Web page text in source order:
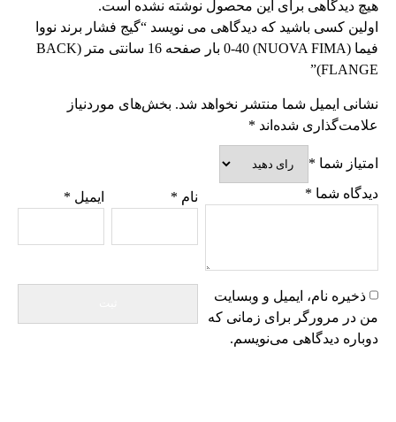
هیچ دیدگاهی برای این محصول نوشته نشده است.
اولین کسی باشید که دیدگاهی می نویسد “گیج فشار برند نووا
فیما (NUOVA FIMA) 0-40 بار صفحه 16 سانتی متر (BACK
FLANGE)”
نشانی ایمیل شما منتشر نخواهد شد. بخش‌های موردنیاز
علامت‌گذاری شده‌اند *
امتیاز شما *
دیدگاه شما * نام * ایمیل *
ذخیره نام، ایمیل و وبسایت
من در مرورگر برای زمانی که
دوباره دیدگاهی می‌نویسم.